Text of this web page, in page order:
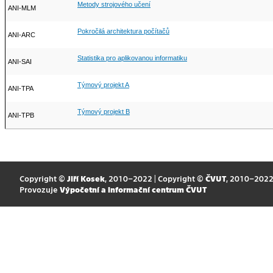
ANI-MLM Metody strojového učení
ANI-ARC Pokročilá architektura počítačů
ANI-SAI Statistika pro aplikovanou informatiku
ANI-TPA Týmový projekt A
ANI-TPB Týmový projekt B
Copyright © Jiří Kosek, 2010–2022 | Copyright © ČVUT, 2010–2022
Provozuje Výpočetní a informační centrum ČVUT